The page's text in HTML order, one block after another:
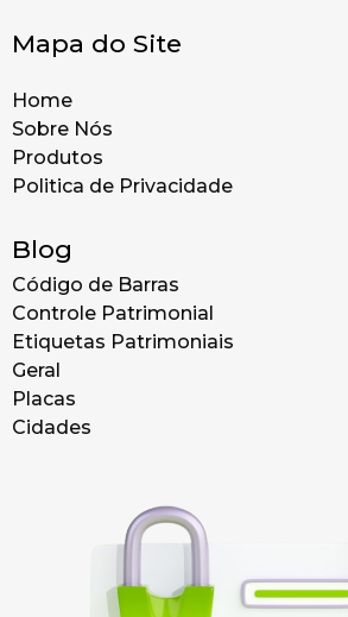
Mapa do Site
Home
Sobre Nós
Produtos
Politica de Privacidade
Blog
Código de Barras
Controle Patrimonial
Etiquetas Patrimoniais
Geral
Placas
Cidades